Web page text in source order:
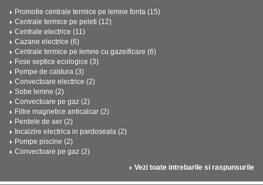
Promotie centrale termice pe lemne fonta (15)
Centrale termice pe peleti (12)
Centrale electrice (11)
Cazane electrice (6)
Centrale termice pe lemne cu gazeificare (6)
Fose septice ecologice (3)
Pompe de caldura (3)
Convectoare electrice (2)
Sobe lemne (2)
Convectoare pe gaz (2)
Filtre magnetice anticalcar (2)
Perdele de aer (2)
Incalzire electrica in pardoseala (2)
Pompe piscine (2)
Convectoare pe gaz (2)
Vezi toate intrebarile si raspunsurile